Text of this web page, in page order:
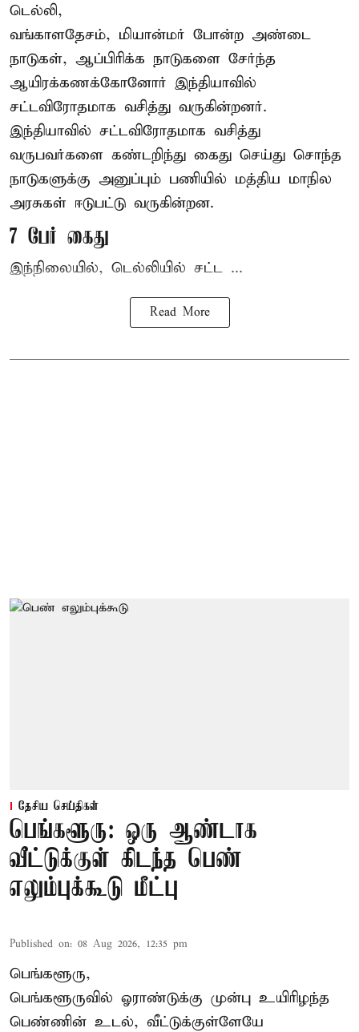
டெல்லி,
வங்காளதேசம், மியான்மர் போன்ற அண்டை
நாடுகள், ஆப்பிரிக்க நாடுகளை சேர்ந்த
ஆயிரக்கணக்கோனோர் இந்தியாவில்
சட்டவிரோதமாக வசித்து வருகின்றனர்.
இந்தியாவில் சட்டவிரோதமாக வசித்து
வருபவர்களை கண்டறிந்து கைது செய்து சொந்த
நாடுகளுக்கு அனுப்பும் பணியில் மத்திய மாநில
அரசுகள் ஈடுபட்டு வருகின்றன.
7 பேர் கைது
இந்நிலையில், டெல்லியில் சட்ட ...
Read More
தேசிய செய்திகள்
பெங்களூரு: ஒரு ஆண்டாக
வீட்டுக்குள் கிடந்த பெண்
எலும்புக்கூடு மீட்பு
Published on: 08 Aug 2026, 12:35 pm
பெங்களூரு,
பெங்களூருவில் ஓராண்டுக்கு முன்பு உயிரிழந்த
பெண்ணின் உடல், வீட்டுக்குள்ளேயே